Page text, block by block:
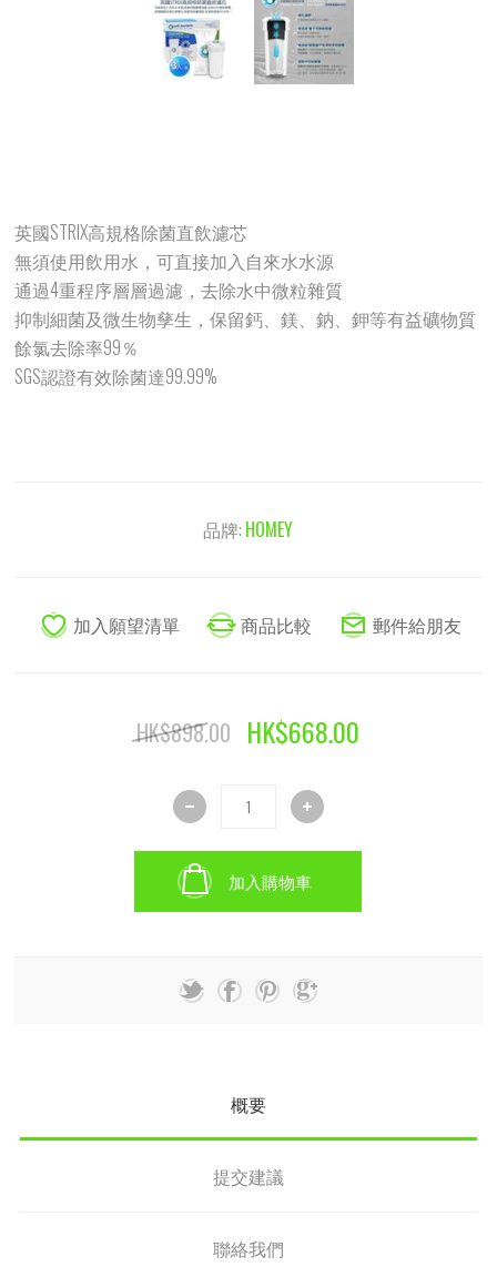
英國STRIX高規格除菌直飲濾芯
無須使用飲用水，可直接加入自來水水源
通過4重程序層層過濾，去除水中微粒雜質
抑制細菌及微生物孳生，保留鈣、鎂、鈉、鉀等有益礦物質
餘氯去除率99％
SGS認證有效除菌達99.99%
品牌: HOMEY
HK$898.00 HK$668.00
加入購物車
概要
提交建議
聯絡我們